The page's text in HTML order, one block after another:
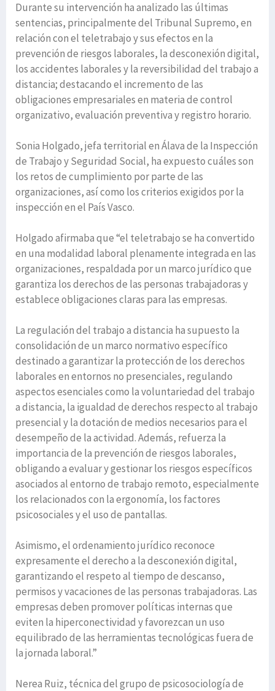
Durante su intervención ha analizado las últimas
sentencias, principalmente del Tribunal Supremo, en
relación con el teletrabajo y sus efectos en la
prevención de riesgos laborales, la desconexión digital,
los accidentes laborales y la reversibilidad del trabajo a
distancia; destacando el incremento de las
obligaciones empresariales en materia de control
organizativo, evaluación preventiva y registro horario.
Sonia Holgado, jefa territorial en Álava de la Inspección
de Trabajo y Seguridad Social, ha expuesto cuáles son
los retos de cumplimiento por parte de las
organizaciones, así como los criterios exigidos por la
inspección en el País Vasco.
Holgado afirmaba que “el teletrabajo se ha convertido
en una modalidad laboral plenamente integrada en las
organizaciones, respaldada por un marco jurídico que
garantiza los derechos de las personas trabajadoras y
establece obligaciones claras para las empresas.
La regulación del trabajo a distancia ha supuesto la
consolidación de un marco normativo específico
destinado a garantizar la protección de los derechos
laborales en entornos no presenciales, regulando
aspectos esenciales como la voluntariedad del trabajo
a distancia, la igualdad de derechos respecto al trabajo
presencial y la dotación de medios necesarios para el
desempeño de la actividad. Además, refuerza la
importancia de la prevención de riesgos laborales,
obligando a evaluar y gestionar los riesgos específicos
asociados al entorno de trabajo remoto, especialmente
los relacionados con la ergonomía, los factores
psicosociales y el uso de pantallas.
Asimismo, el ordenamiento jurídico reconoce
expresamente el derecho a la desconexión digital,
garantizando el respeto al tiempo de descanso,
permisos y vacaciones de las personas trabajadoras. Las
empresas deben promover políticas internas que
eviten la hiperconectividad y favorezcan un uso
equilibrado de las herramientas tecnológicas fuera de
la jornada laboral.”
Nerea Ruiz, técnica del grupo de psicosociología de